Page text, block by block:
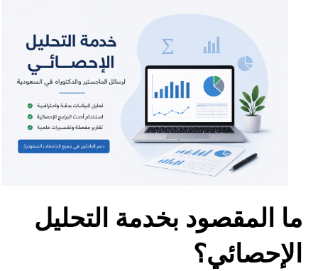
ما المقصود بخدمة التحليل
الإحصائي؟